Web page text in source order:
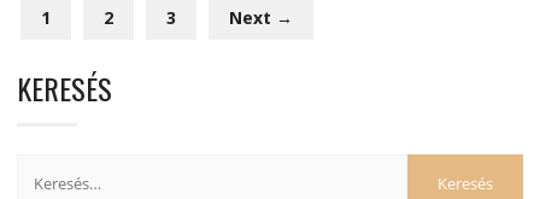
1 2 3 Next →
KERESÉS